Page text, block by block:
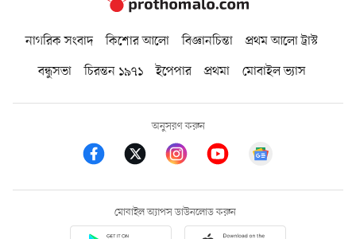
নাগরিক সংবাদ কিশোর আলো বিজ্ঞানচিন্তা
প্রথম আলো ট্রাস্ট
বন্ধুসভা
চিরন্তন ১৯৭১ ইপেপার প্রথমা মোবাইল ভ্যাস
অনুসরণ করুন
মোবাইল অ্যাপস ডাউনলোড করুন